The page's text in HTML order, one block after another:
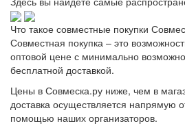
Что такое совместные покупки
Совместная покупка – это
оптовой цене с минимально
бесплатной доставкой.
Цены в Совмеска.ру ниже, чем в
доставка осуществляется напрямую
помощью наших организаторов.